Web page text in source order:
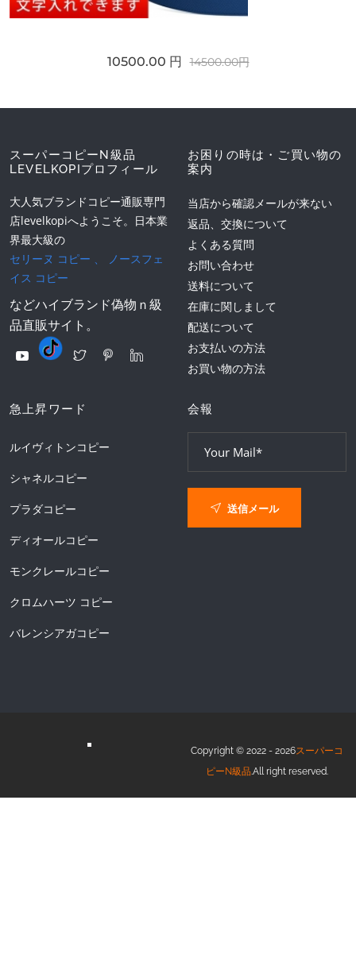
10500.00 円 14500.00円
スーパーコピーN級品
LEVELKOPIプロフィール
大人気ブランドコピー通販専門
店levelkopiへようこそ。日本業
界最大級の
セリーヌ コピー 、
ノースフェ
イス コピー
などハイブランド偽物ｎ級
品直販サイト。
お困りの時は・ご買い物の
案内
当店から確認メールが来ない
返品、交換について
よくある質問
お問い合わせ
送料について
在庫に関しまして
配送について
お支払いの方法
お買い物の方法
急上昇ワード
ルイヴィトンコピー
シャネルコピー
プラダコピー
ディオールコピー
モンクレールコピー
クロムハーツ コピー
バレンシアガコピー
会報
送信メール
Copyright © 2022 - 2026スーパーコ
ピーN級品.All right reserved.